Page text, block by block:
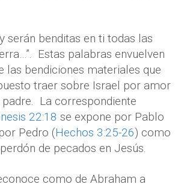
serán benditas en ti todas las
Estas palabras envuelven
las bendiciones materiales que
traer sobre Israel por amor
La correspondiente
22:18 se expone por Pablo
Pedro (Hechos 3:25-26) como
de pecados en Jesús.
como de Abraham a